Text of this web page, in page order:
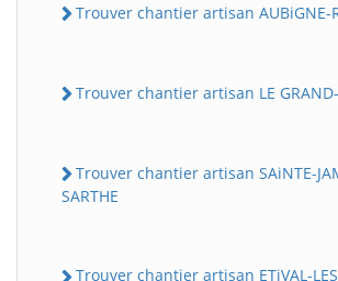
Trouver chantier artisan AUBiGNE-
Trouver chantier artisan LE GRAND-
Trouver chantier artisan SAiNTE-
SARTHE
Trouver chantier artisan ETiVAL-